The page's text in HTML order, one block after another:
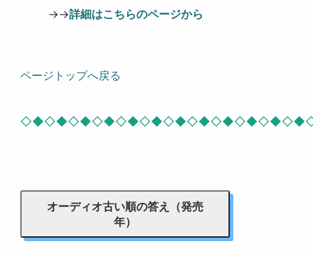
→→詳細はこちらのページから
ページトップへ戻る
オーディオ古い順の答え（発売
年）